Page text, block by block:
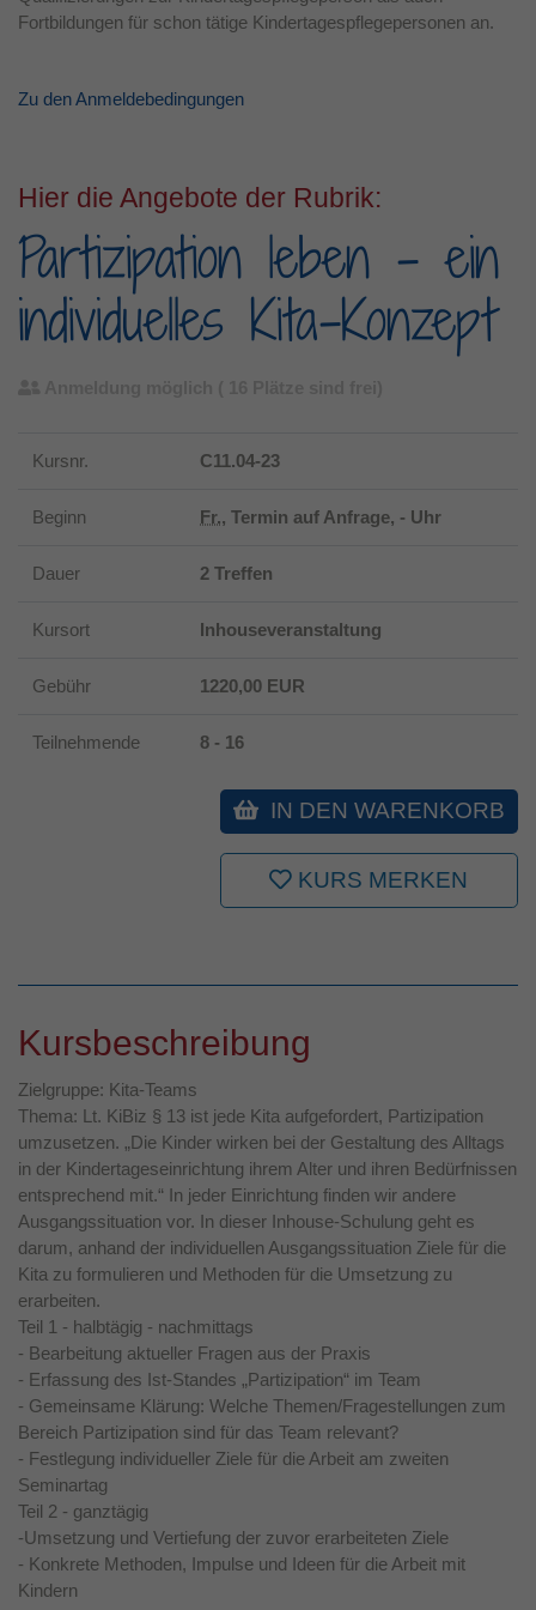
Fortbildungen für schon tätige Kindertagespflegepersonen an.
Zu den Anmeldebedingungen
Hier die Angebote der Rubrik:
Partizipation leben - ein
individuelles Kita-Konzept
Kursnr. C11.04-23
Beginn Fr., Termin auf Anfrage, - Uhr
Dauer 2 Treffen
Kursort Inhouseveranstaltung
Gebühr 1220,00 EUR
Teilnehmende 8 - 16
IN DEN WARENKORB
KURS MERKEN
Kursbeschreibung
Zielgruppe: Kita-Teams
Thema: Lt. KiBiz § 13 ist jede Kita aufgefordert, Partizipation
umzusetzen. „Die Kinder wirken bei der Gestaltung des Alltags
in der Kindertageseinrichtung ihrem Alter und ihren Bedürfnissen
entsprechend mit.“ In jeder Einrichtung finden wir andere
Ausgangssituation vor. In dieser Inhouse-Schulung geht es
darum, anhand der individuellen Ausgangssituation Ziele für die
Kita zu formulieren und Methoden für die Umsetzung zu
erarbeiten.
Teil 1 - halbtägig - nachmittags
- Bearbeitung aktueller Fragen aus der Praxis
- Erfassung des Ist-Standes „Partizipation“ im Team
- Gemeinsame Klärung: Welche Themen/Fragestellungen zum
Bereich Partizipation sind für das Team relevant?
- Festlegung individueller Ziele für die Arbeit am zweiten
Seminartag
Teil 2 - ganztägig
-Umsetzung und Vertiefung der zuvor erarbeiteten Ziele
- Konkrete Methoden, Impulse und Ideen für die Arbeit mit
Kindern
Laufzeit 1 Jahr
Cookie-Einstellungen für diese Website zu